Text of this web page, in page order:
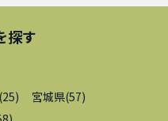
探す
(25) 宮城県(57)